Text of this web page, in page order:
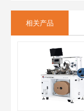
相关产品